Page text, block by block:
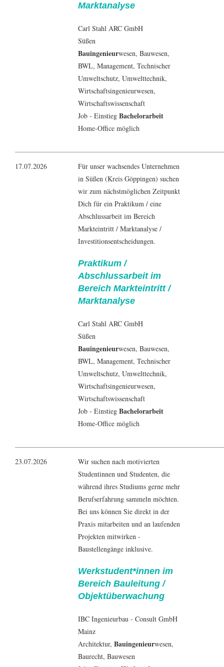
Marktanalyse
Carl Stahl ARC GmbH
Süßen
Bauingenieurwesen, Bauwesen,
BWL, Management, Technischer
Umweltschutz, Umwelttechnik,
Wirtschaftsingenieurwesen,
Wirtschaftswissenschaft
Job - Einstieg Bachelorarbeit
Home-Office möglich
17.07.2026
Für unser wachsendes Unternehmen
in Süßen (Kreis Göppingen) suchen
wir zum nächstmöglichen Zeitpunkt
Dich für ein Praktikum / eine
Abschlussarbeit im Bereich
Markteintritt / Marktanalyse /
Investitionsentscheidungen.
Praktikum /
Abschlussarbeit im
Bereich Markteintritt /
Marktanalyse
Carl Stahl ARC GmbH
Süßen
Bauingenieurwesen, Bauwesen,
BWL, Management, Technischer
Umweltschutz, Umwelttechnik,
Wirtschaftsingenieurwesen,
Wirtschaftswissenschaft
Job - Einstieg Bachelorarbeit
Home-Office möglich
23.07.2026
Wir suchen nach motivierten
Studentinnen und Studenten, die
während ihres Studiums gerne mehr
Berufserfahrung sammeln möchten.
Bei uns können Sie direkt in der
Praxis mitarbeiten und an laufenden
Projekten mitwirken -
Baustellengänge inklusive.
Werkstudent*innen im
Bereich Bauleitung /
Objektüberwachung
IBC Ingenieurbau - Consult GmbH
Mainz
Architektur, Bauingenieurwesen,
Baurecht, Bauwesen